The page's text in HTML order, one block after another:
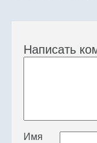
Написать
Имя